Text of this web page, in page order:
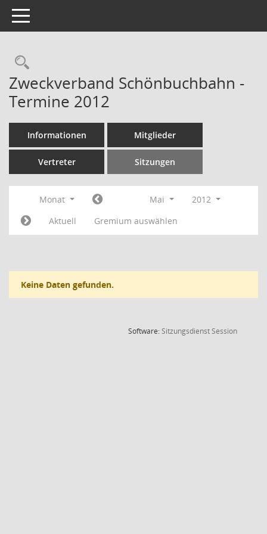
Toggle navigation
Rechercheauswahl
Zweckverband Schönbuchbahn -
Termine 2012
Informationen Mitglieder
Vertreter Sitzungen
Monat Mai
2012
Aktuell
Gremium auswählen
Keine Daten gefunden.
Software:SitzungsdienstSession(Wird in